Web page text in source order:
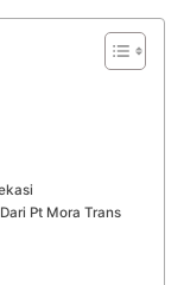
Pt Mora Trans